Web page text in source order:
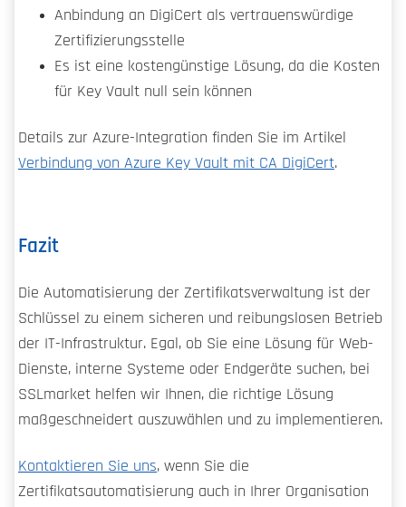
Anbindung an DigiCert als vertrauenswürdige
Zertifizierungsstelle
Es ist eine kostengünstige Lösung, da die Kosten
für Key Vault null sein können
Details zur Azure-Integration finden Sie im Artikel
Verbindung von Azure Key Vault mit CA DigiCert.
Fazit
Die Automatisierung der Zertifikatsverwaltung ist der
Schlüssel zu einem sicheren und reibungslosen Betrieb
der IT-Infrastruktur. Egal, ob Sie eine Lösung für Web-
Dienste, interne Systeme oder Endgeräte suchen, bei
SSLmarket helfen wir Ihnen, die richtige Lösung
maßgeschneidert auszuwählen und zu implementieren.
Kontaktieren Sie uns, wenn Sie die
Zertifikatsautomatisierung auch in Ihrer Organisation